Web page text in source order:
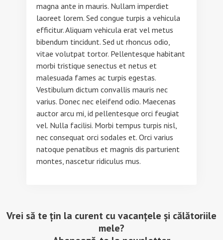
magna ante in mauris. Nullam imperdiet
laoreet lorem. Sed congue turpis a vehicula
efficitur. Aliquam vehicula erat vel metus
bibendum tincidunt. Sed ut rhoncus odio,
vitae volutpat tortor. Pellentesque habitant
morbi tristique senectus et netus et
malesuada fames ac turpis egestas.
Vestibulum dictum convallis mauris nec
varius. Donec nec eleifend odio. Maecenas
auctor arcu mi, id pellentesque orci feugiat
vel. Nulla facilisi. Morbi tempus turpis nisl,
nec consequat orci sodales et. Orci varius
natoque penatibus et magnis dis parturient
montes, nascetur ridiculus mus.
Vrei să te țin la curent cu vacanțele și călătoriile
mele?